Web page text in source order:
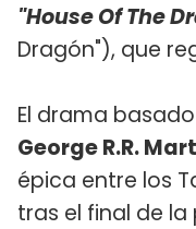
"House Of The
Dragón"), que
El drama
George R.R.
épica entre los
tras el final de